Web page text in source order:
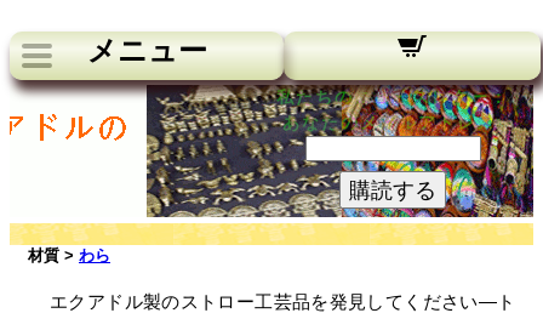
メニュー
私たちのニュースレター：
あなたのメールアドレス:
購読する
材質 > わら
エクアドル製のストロー工芸品を発見してください—ト